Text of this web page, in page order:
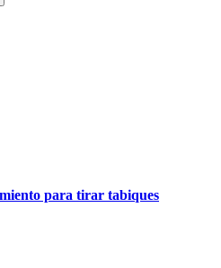
para tirar tabiques